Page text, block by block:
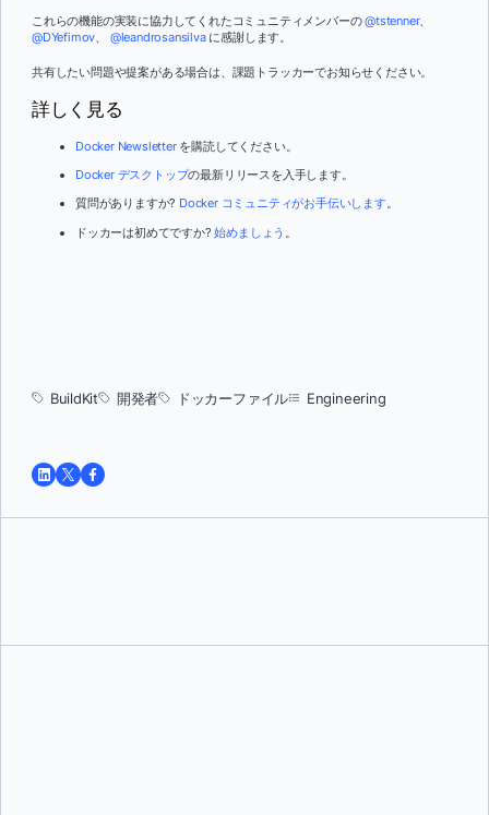
これらの機能の実装に協力してくれたコミュニティメンバーの@tstenner、
@DYefimov
@leandrosansilvaに感謝します。
共有したい問題や提案がある場合は、課題トラッカーでお知らせください。
詳しく見る
Docker Newsletterを購読してください。
Docker デスクトップの最新リリースを入手します。
質問がありますか? Docker コミュニティがお手伝いします。
ドッカーは初めてですか?始めましょう
BuildKit 開発者 ドッカーファイル Engineering